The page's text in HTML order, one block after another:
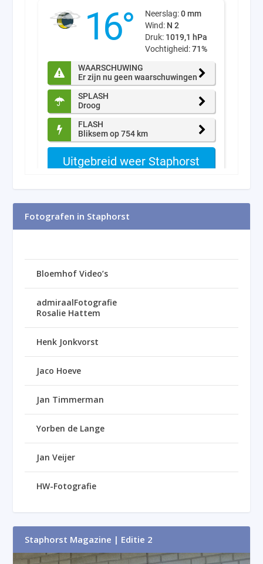
Fotografen in Staphorst
Bloemhof Video’s
admiraalFotografie
Rosalie Hattem
Henk Jonkvorst
Jaco Hoeve
Jan Timmerman
Yorben de Lange
Jan Veijer
HW-Fotografie
Staphorst Magazine | Editie 2